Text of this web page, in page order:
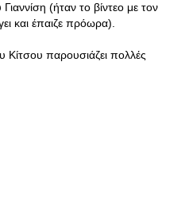
(ήταν το βίντεο με τον
και έπαιζε πρόωρα).
παρουσιάζει πολλές